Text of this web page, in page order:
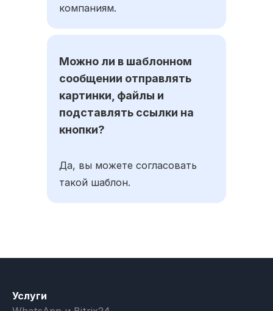
компаниям.
Можно ли в шаблонном
сообщении отправлять
картинки, файлы и
подставлять ссылки на
кнопки?
Да, вы можете согласовать
такой шаблон.
Услуги